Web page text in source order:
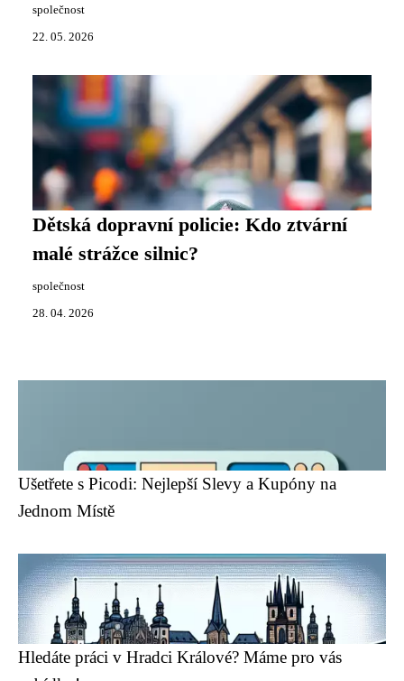
společnost
22. 05. 2026
Dětská dopravní policie: Kdo ztvární
malé strážce silnic?
společnost
28. 04. 2026
Ušetřete s Picodi: Nejlepší Slevy a Kupóny na
Jednom Místě
Hledáte práci v Hradci Králové? Máme pro vás